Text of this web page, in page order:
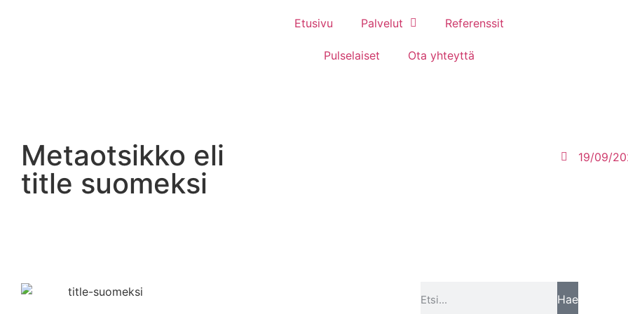
Etusivu Palvelut Referenssit
Pulselaiset Ota yhteyttä
Metaotsikko eli
title suomeksi
19/09/
Hae